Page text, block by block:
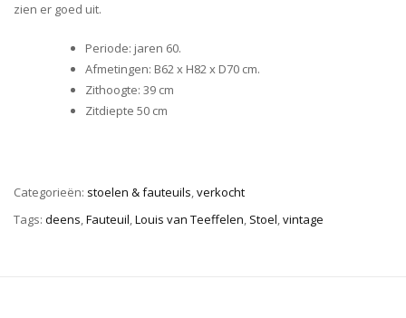
zien er goed uit.
Periode: jaren 60.
Afmetingen: B62 x H82 x D70 cm.
Zithoogte: 39 cm
Zitdiepte 50 cm
Categorieën: stoelen & fauteuils verkocht
Tags: deens,Fauteuil,Louis van Teeffelen, Stoel,vintage